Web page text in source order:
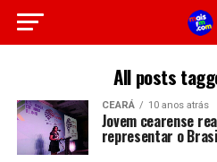
All posts
CEARÁ 10 anos atrás
Jovem cearense
representar o